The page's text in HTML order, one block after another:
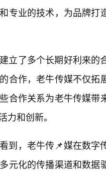
专业的技术，为品牌打
立了多个长期好利来的
合作，老牛传媒不仅拓
合作关系为老牛传媒带
力和创新。
到，老牛传📌媒在数字
元化的传播渠道和数据